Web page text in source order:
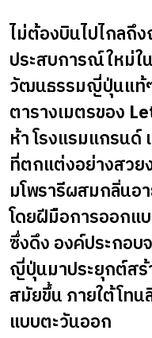
ไม่ต้องบินไปไกล
ประสบการณ์ใหม่ใ
วัฒนธรรมญี่ปุ่นแท้
ตารางเมตรของ
ห้า โรงแรมแกรนด์
ที่ตกแต่งอย่างสวย
มโพรารีผสมกลิ่นอ
โดยฝีมือการออกแ
ซึ่งดึง องค์ประกอบ
ญี่ปุ่นมาประยุกต์สร้
สมัยขึ้น ภายใต้โท
แบบตะวันออก